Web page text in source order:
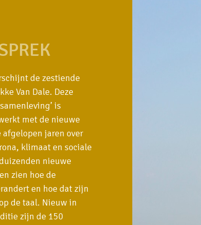
de zestiende
Van Dale. Deze
is
met de nieuwe
afgelopen jaren over
klimaat en sociale
nieuwe
zien hoe de
en hoe dat zijn
de taal. Nieuw in
zijn de 150